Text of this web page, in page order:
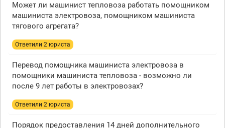
Может ли машинист тепловоза работать помощником
машиниста электровоза, помощником машиниста
тягового агрегата?
Ответили 2 юристa
Перевод помощника машиниста электровоза в
помощники машиниста тепловоза - возможно ли
после 9 лет работы в электровозах?
Ответили 2 юристa
Порядок предоставления 14 дней дополнительного